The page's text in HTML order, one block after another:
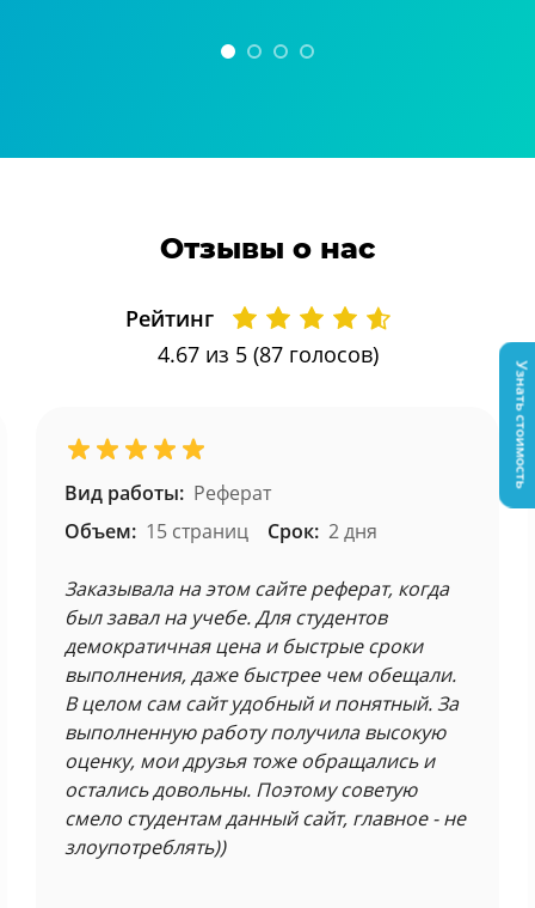
Отзывы о нас
Рейтинг
4.67из 5 (87 голосов)
Вид работы: Реферат
Объем: 15 страниц Срок: 2 дня
Заказывала на этом сайте реферат, когда
был завал на учебе. Для студентов
демократичная цена и быстрые сроки
выполнения, даже быстрее чем обещали.
В целом сам сайт удобный и понятный. За
выполненную работу получила высокую
оценку, мои друзья тоже обращались и
остались довольны. Поэтому советую
смело студентам данный сайт, главное - не
злоупотреблять))
Узнать стоимость